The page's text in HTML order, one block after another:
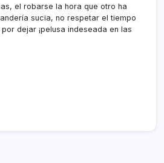
el robarse la hora que otro ha
sucia, no respetar el tiempo
dejar ¡pelusa indeseada en las